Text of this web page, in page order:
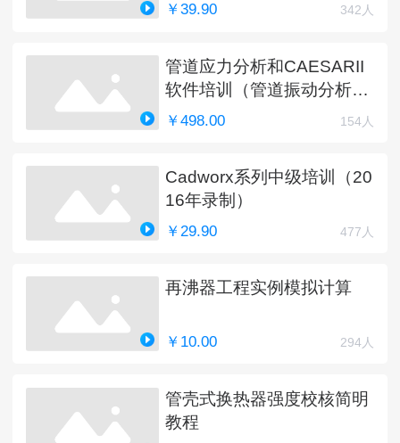
￥39.90 342人
管道应力分析和CAESARII
软件培训（管道振动分析更
新中）
￥498.00 154人
Cadworx系列中级培训（20
16年录制）
￥29.90 477人
再沸器工程实例模拟计算
￥10.00 294人
管壳式换热器强度校核简明
教程